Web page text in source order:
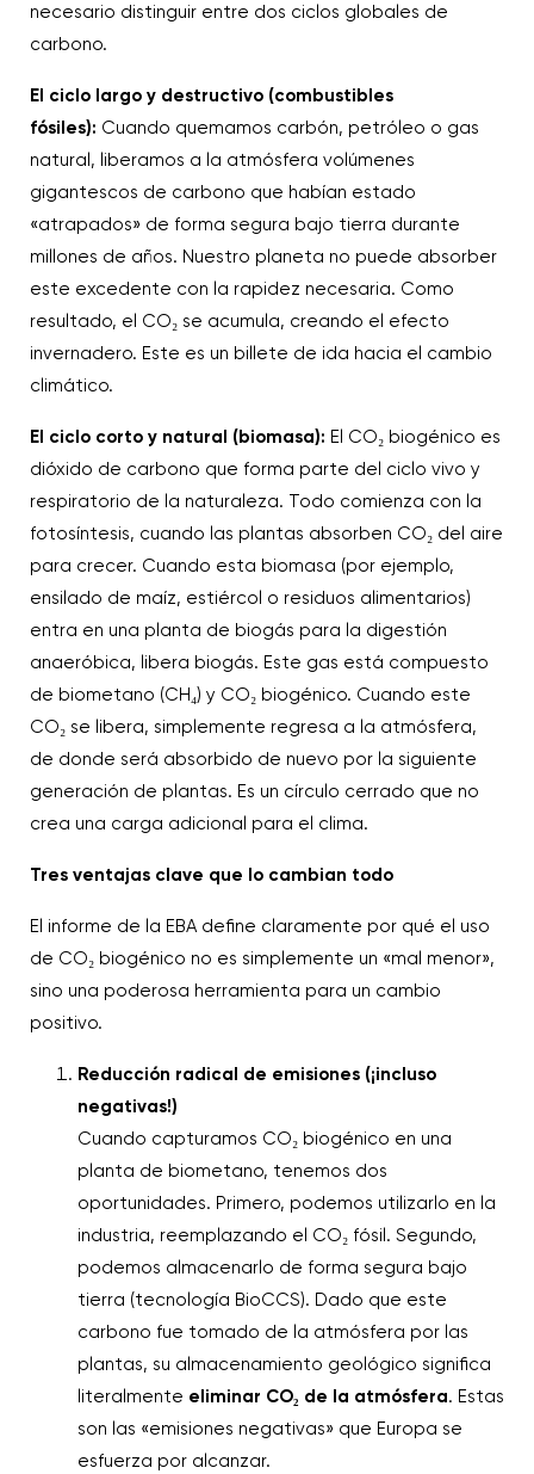
necesario distinguir entre dos ciclos globales de
carbono.
El ciclo largo y destructivo (combustibles
fósiles): Cuando quemamos carbón, petróleo o gas
natural, liberamos a la atmósfera volúmenes
gigantescos de carbono que habían estado
«atrapados» de forma segura bajo tierra durante
millones de años. Nuestro planeta no puede absorber
este excedente con la rapidez necesaria. Como
resultado, el CO₂ se acumula, creando el efecto
invernadero. Este es un billete de ida hacia el cambio
climático.
El ciclo corto y natural (biomasa): El CO₂ biogénico es
dióxido de carbono que forma parte del ciclo vivo y
respiratorio de la naturaleza. Todo comienza con la
fotosíntesis, cuando las plantas absorben CO₂ del aire
para crecer. Cuando esta biomasa (por ejemplo,
ensilado de maíz, estiércol o residuos alimentarios)
entra en una planta de biogás para la digestión
anaeróbica, libera biogás. Este gas está compuesto
de biometano (CH₄) y CO₂ biogénico. Cuando este
CO₂ se libera, simplemente regresa a la atmósfera,
de donde será absorbido de nuevo por la siguiente
generación de plantas. Es un círculo cerrado que no
crea una carga adicional para el clima.
Tres ventajas clave que lo cambian todo
El informe de la EBA define claramente por qué el uso
de CO₂ biogénico no es simplemente un «mal menor»,
sino una poderosa herramienta para un cambio
positivo.
Reducción radical de emisiones (¡incluso
negativas!)
Cuando capturamos CO₂ biogénico en una
planta de biometano, tenemos dos
oportunidades. Primero, podemos utilizarlo en la
industria, reemplazando el CO₂ fósil. Segundo,
podemos almacenarlo de forma segura bajo
tierra (tecnología BioCCS). Dado que este
carbono fue tomado de la atmósfera por las
plantas, su almacenamiento geológico significa
literalmente eliminar CO₂ de la atmósfera. Estas
son las «emisiones negativas» que Europa se
esfuerza por alcanzar.